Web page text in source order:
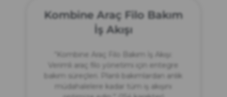
Kombine Araç Filo Bakım
İş Akışı
“Kombine Araç Filo Bakım İş Akışı:
Verimli araç filo yönetimi için entegre
bakım süreçleri. Planlı bakımlardan anlık
müdahalelere kadar tüm iş akışını